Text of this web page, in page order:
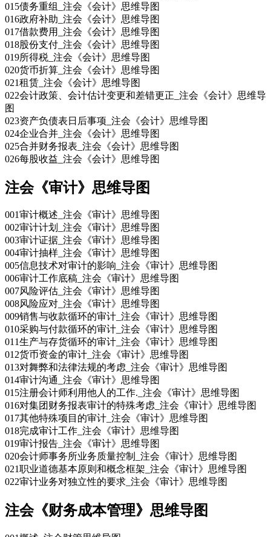
015债务重组_注会《会计》思维导图
016政府补助_注会《会计》思维导图
017借款费用_注会《会计》思维导图
018股份支付_注会《会计》思维导图
019所得税_注会《会计》思维导图
020货币折算_注会《会计》思维导图
021租赁_注会《会计》思维导图
022会计政策、会计估计变更和差错更正_注会《会计》思维导
图
023资产负债表日后事项_注会《会计》思维导图
024企业合并_注会《会计》思维导图
025合并财务报表_注会《会计》思维导图
026每股收益_注会《会计》思维导图
注会《审计》思维导图
001审计概述_注会《审计》思维导图
002审计计划_注会《审计》思维导图
003审计证据_注会《审计》思维导图
004审计抽样_注会《审计》思维导图
005信息技术对审计的影响_注会《审计》思维导图
006审计工作底稿_注会《审计》思维导图
007风险评估_注会《审计》思维导图
008风险应对_注会《审计》思维导图
009销售与收款循环的审计_注会《审计》思维导图
010采购与付款循环的审计_注会《审计》思维导图
011生产与存货循环的审计_注会《审计》思维导图
012货币资金的审计_注会《审计》思维导图
013对舞弊和法律法规的考虑_注会《审计》思维导图
014审计沟通_注会《审计》思维导图
015注册会计师利用他人的工作._注会《审计》思维导图
016对集团财务报表审计的特殊考虑_注会《审计》思维导图
017其他特殊项目的审计_注会《审计》思维导图
018完成审计工作_注会《审计》思维导图
019审计报告_注会《审计》思维导图
020会计师事务所业务质量控制_注会《审计》思维导图
021职业道德基本原则和概念框架_注会《审计》思维导图
022审计业务对独立性的要求_注会《审计》思维导图
注会《财务成本管理》思维导图